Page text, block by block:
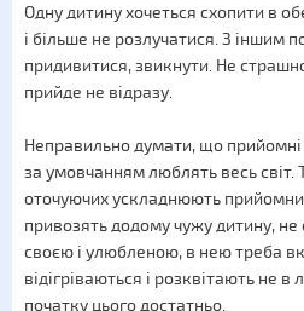
Одну дитину хочеться схопити в
і більше не розлучатися. З іншим
придивитися, звикнути. Не
прийде не відразу.
Неправильно думати, що прийомні
за умовчанням люблять весь світ.
оточуючих ускладнюють
привозять додому чужу дитину,
своєю і улюбленою, в нею треба
відігріваються і розквітають не в
початку цього достатньо.